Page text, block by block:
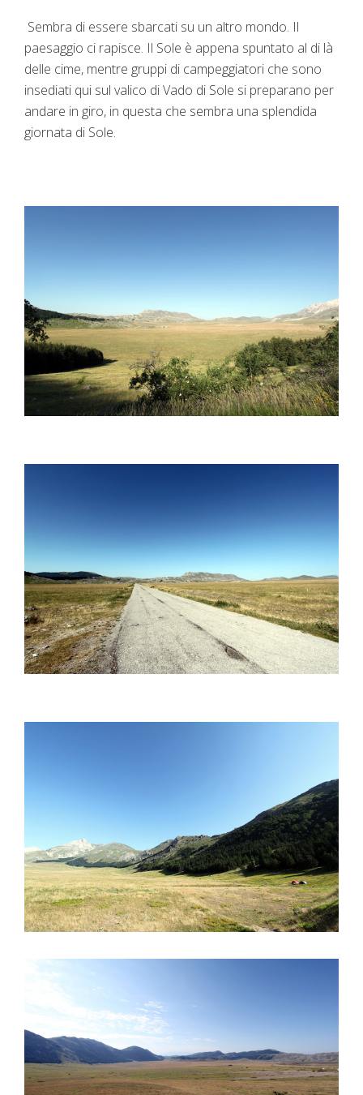
Sembra di essere sbarcati su un altro mondo. Il
paesaggio ci rapisce. Il Sole è appena spuntato al di là
delle cime, mentre gruppi di campeggiatori che sono
insediati qui sul valico di Vado di Sole si preparano per
andare in giro, in questa che sembra una splendida
giornata di Sole.